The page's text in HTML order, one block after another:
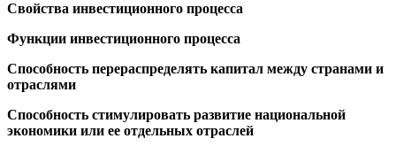
Свойства инвестиционного процесса
Функции инвестиционного процесса
Способность перераспределять капитал между странами и
отраслями
Способность стимулировать развитие национальной
экономики или ее отдельных отраслей